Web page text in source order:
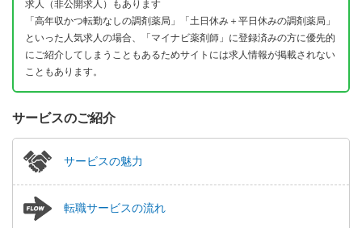
求人（非公開求人）もあります
「高年収かつ転勤なしの調剤薬局」「土日休み＋平日休みの調剤薬局」
といった人気求人の場合、「マイナビ薬剤師」に登録済みの方に優先的
にご紹介してしまうこともあるためサイトには求人情報が掲載されない
こともあります。
サービスのご紹介
サービスの魅力
転職サービスの流れ